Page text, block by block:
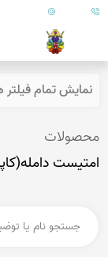
09179890157
نمایش تمام فیلتر
محصولات
امتیست